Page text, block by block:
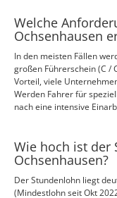
Welche
Ochsenhausen
In den meisten Fällen
großen Führerschein (C /
Vorteil, viele
Werden Fahrer für
nach eine intensive
Wie hoch ist der
Ochsenhausen?
Der Stundenlohn liegt
(Mindestlohn seit Okt